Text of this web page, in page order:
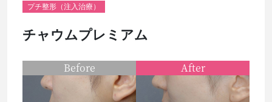
プチ整形（注入治療）
チャウムプレミアム
Before After